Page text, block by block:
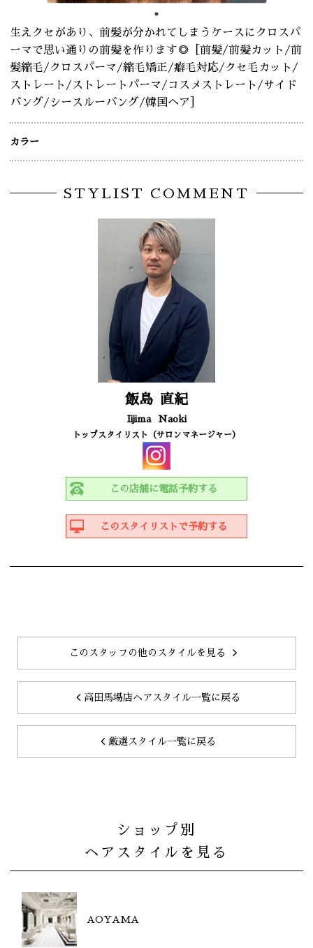
生えクセがあり、前髪が分かれてしまうケースにクロスパ
ーマで思い通りの前髪を作ります◎［前髪/前髪カット/前
髪縮毛/クロスパーマ/縮毛矯正/癖毛対応/クセ毛カット/
ストレート/ストレートパーマ/コスメストレート/サイド
バング/シースルーバング/韓国ヘア］
カラー
STYLIST COMMENT
飯島 直紀
Iijima Naoki
トップスタイリスト（サロンマネージャー）
この店舗に電話予約する
このスタイリストで予約する
このスタッフの他のスタイルを見る
高田馬場店ヘアスタイル一覧に戻る
厳選スタイル一覧に戻る
ショップ別
ヘアスタイルを見る
AOYAMA